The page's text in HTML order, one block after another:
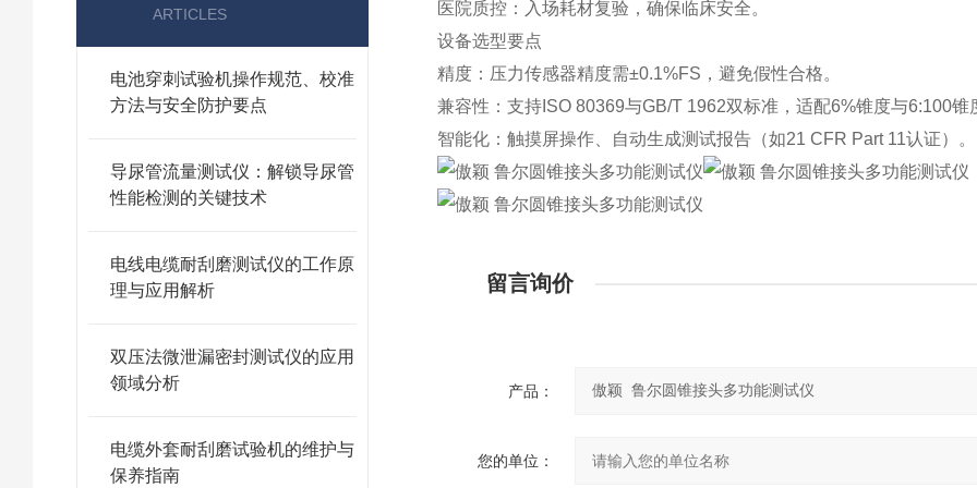
ARTICLES
电池穿刺试验机操作规范、校准
方法与安全防护要点
导尿管流量测试仪：解锁导尿管
性能检测的关键技术
电线电缆耐刮磨测试仪的工作原
理与应用解析
双压法微泄漏密封测试仪的应用
领域分析
电缆外套耐刮磨试验机的维护与
保养指南
医院质控 ：入场耗材复验，确保临床安全。
设备选型要点
精度 ：压力传感器精度需±0.1%FS ，避免假性合格。
兼容性 ：支持 ISO 80369与GB/T 1962双标准，适配6%锥度与6:100锥
智能化 ：触摸屏操作、自动生成测试报告（如21 CFR Part 11认证）。
留言询价
产品：
您的单位：